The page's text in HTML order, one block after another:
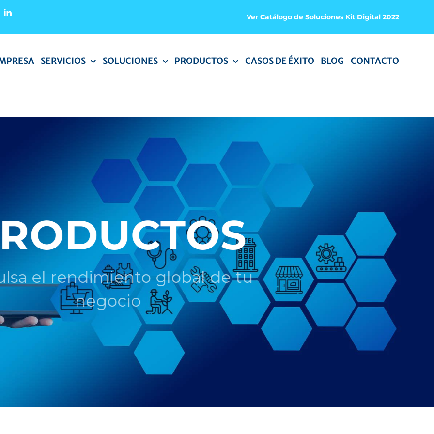
Ver Catálogo de Soluciones Kit Digital 2022
SERVICIOS SOLUCIONES PRODUCTOS CASOS DE ÉXITO BLOG CONTACTO
el rendimiento global de tu
negocio